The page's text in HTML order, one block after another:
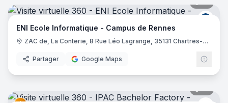
ENI
ENI Ecole Informatique - Campus de Rennes
ZAC de, La Conterie, 8 Rue Léo Lagrange, 35131 Chartres-de-Bretagne
Partager Google Maps